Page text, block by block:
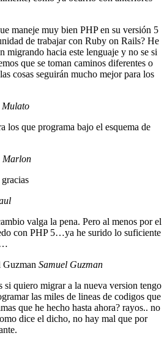
maneje muy bien PHP en su versión 5
de trabajar con Ruby on Rails? He
migrando hacia este lenguaje y no se si
que se toman caminos diferentes o
cosas seguirán mucho mejor para los
Mulato
los que programa bajo el esquema de
Marlon
valga la pena. Pero al menos por el
con PHP 5…ya he surido lo suficiente
Samuel Guzman
si quiero migrar a la nueva version tengo
las miles de lineas de codigos que
que he hecho hasta ahora? rayos.. no
dice el dicho, no hay mal que por